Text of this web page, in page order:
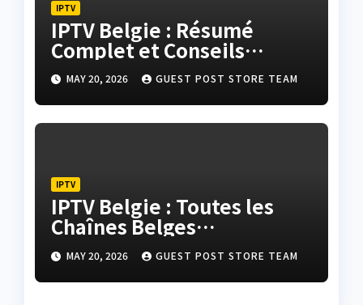
IPTV
IPTV Belgie : Résumé
Complet et Conseils
Finaux pour Une
Expérience Parfaite
MAY 20, 2026 GUEST POST STORE TEAM
IPTV
IPTV Belgie : Toutes les
Chaînes Belges
Disponibles
MAY 20, 2026 GUEST POST STORE TEAM